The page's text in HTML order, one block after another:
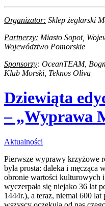
Organizator: Sklep żeglarski
Partnerzy: Miasto Sopot,
Województwo Pomorskie
Sponsorzy: OceanTEAM,
Klub Morski, Teknos Oliva
Dziewiąta
– „Wyprawa
Aktualności
Pierwsze wyprawy krzyżowe
była prosta: daleka i męcząca
obronie wartości kulturowych
wyczerpała się niejako 36 lat
1444r.), a teraz, niemal 600